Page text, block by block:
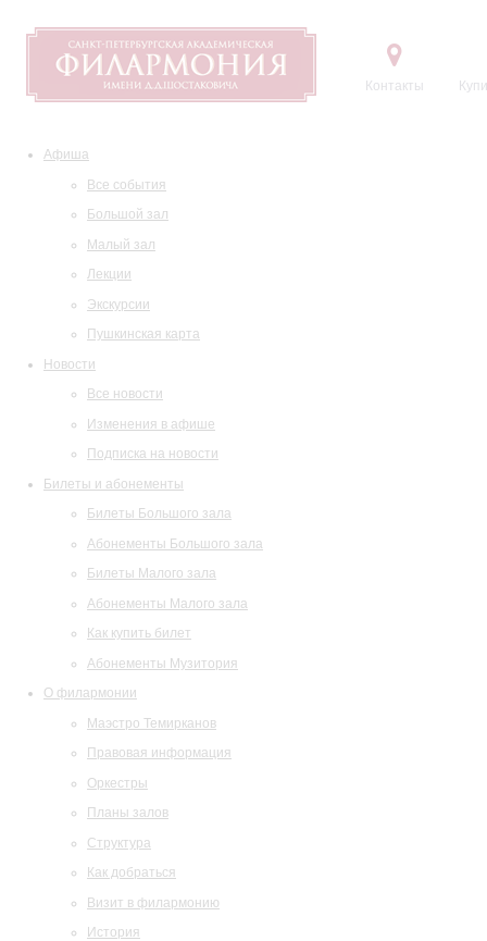
Контакты
Афиша
Все события
Большой зал
Малый зал
Лекции
Экскурсии
Пушкинская карта
Новости
Все новости
Изменения в афише
Подписка на новости
Билеты и абонементы
Билеты Большого зала
Абонементы Большого зала
Билеты Малого зала
Абонементы Малого зала
Как купить билет
Абонементы Музитория
О филармонии
Маэстро Темирканов
Правовая информация
Оркестры
Планы залов
Структура
Как добраться
Визит в филармонию
История